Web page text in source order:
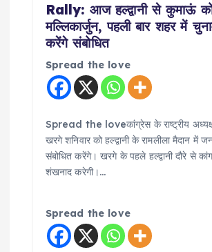
Rally: आज हल्द्वानी से कुमाऊं
मल्लिकार्जुन, पहली बार शहर में
करेंगे संबोधित
Spread the love
Spread the loveकांग्रेस के राष्ट्रीय अध्यक्ष
खरगे शनिवार को हल्द्वानी के रामलीला मैदान में
संबोधित करेंगे। खरगे के पहले हल्द्वानी दौरे से
शंखनाद करेगी।…
Spread the love